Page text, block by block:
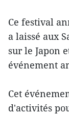
Ce festival
a laissé aux
sur le Japon
événement
Cet
d'activités